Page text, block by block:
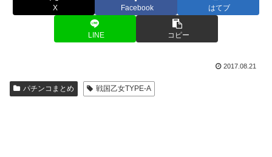
X Facebook はてブ
LINE コピー
2017.08.21
パチンコまとめ 戦国乙女TYPE-A